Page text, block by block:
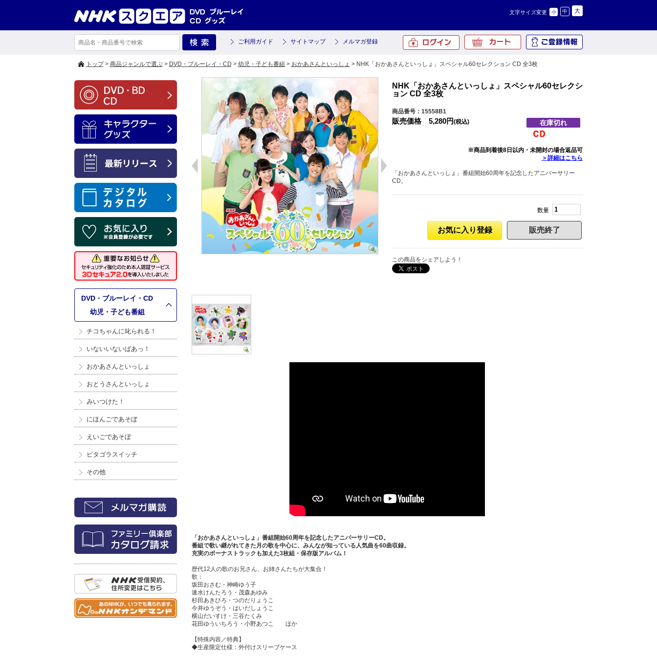
文字サイズ変更 小 中 大
ご利用ガイド サイトマップ メルマガ登録
トップ> 商品ジャンルで選ぶ> DVD・ブルーレイ・CD > 幼児・子ども番組 > おかあさんといっしょ > NHK「おかあさんといっしょ」スペシャル60セレクション CD 全3枚
DVD・ブルーレイ・CD
幼児・子ども番組
チコちゃんに叱られる！
いないいないばあっ！
おかあさんといっしょ
おとうさんといっしょ
みいつけた！
にほんごであそぼ
えいごであそぼ
ピタゴラスイッチ
その他
NHK「おかあさんといっしょ」スペシャル60セレクシ
ョン CD 全3枚
商品番号：15558B1
販売価格 5,280円(税込) 在庫切れ
※商品到着後8日以内・未開封の場合返品可
＞詳細はこちら
「おかあさんといっしょ」番組開始60周年を記念したアニバーサリー
CD。
数量
販売終了
お気に入り登録
この商品をシェアしよう！
「おかあさんといっしょ」番組開始60周年を記念したアニバーサリーCD。
番組で歌い継がれてきた月の歌を中心に、みんなが知っている人気曲を60曲収録。
充実のボーナストラックも加えた3枚組・保存版アルバム！
歴代12人の歌のお兄さん、お姉さんたちが大集合！
歌：
坂田おさむ・神崎ゆう子
速水けんたろう・茂森あゆみ
杉田あきひろ・つのだりょうこ
今井ゆうぞう・はいだしょうこ
横山だいすけ・三谷たくみ
花田ゆういちろう・小野あつこ ほか
【特殊内容／特典】
◆生産限定仕様：外付けスリーブケース